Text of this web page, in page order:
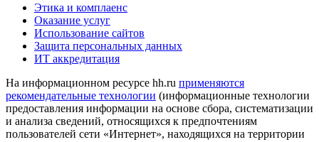
Этика и комплаенс
Оказание услуг
Использование сайтов
Защита персональных данных
ИТ аккредитация
На информационном ресурсе hh.ru применяются
рекомендательные технологии (информационные технологии
предоставления информации на основе сбора, систематизации
и анализа сведений, относящихся к предпочтениям
пользователей сети «Интернет», находящихся на территории